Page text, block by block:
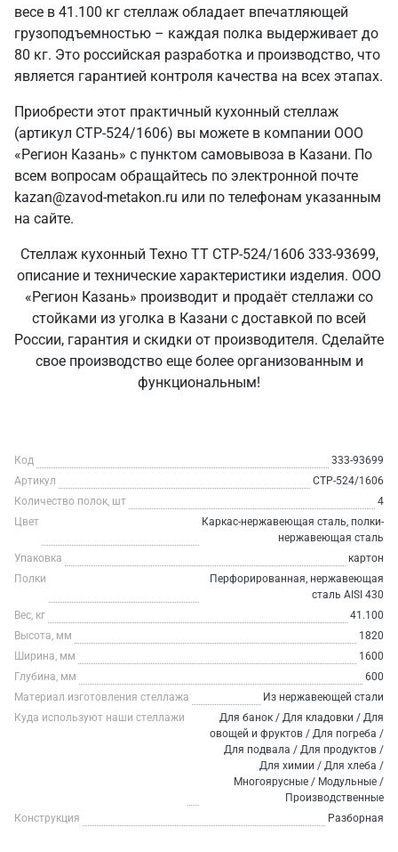
весе в 41.100 кг стеллаж обладает впечатляющей
грузоподъемностью – каждая полка выдерживает до
80 кг. Это российская разработка и производство, что
является гарантией контроля качества на всех этапах.
Приобрести этот практичный кухонный стеллаж
(артикул СТР-524/1606) вы можете в компании ООО
«Регион Казань» с пунктом самовывоза в Казани. По
всем вопросам обращайтесь по электронной почте
kazan@zavod-metakon.ru или по телефонам указанным
на сайте.
Стеллаж кухонный Техно ТТ СТР-524/1606 333-93699,
описание и технические характеристики изделия. ООО
«Регион Казань» производит и продаёт стеллажи со
стойками из уголка в Казани с доставкой по всей
России, гарантия и скидки от производителя. Сделайте
свое производство еще более организованным и
функциональным!
Код
333-93699
Артикул
СТР-524/1606
Количество полок, шт
4
Цвет
Каркас-нержавеющая сталь, полки-
нержавеющая сталь
Упаковка
картон
Полки
Перфорированная, нержавеющая
сталь AISI 430
Вес, кг
41.100
Высота, мм
1820
Ширина, мм
1600
Глубина, мм
600
Материал изготовления стеллажа
Из нержавеющей стали
Куда используют наши стеллажи
Для банок / Для кладовки / Для
овощей и фруктов / Для погреба /
Для подвала / Для продуктов /
Для химии / Для хлеба /
Многоярусные / Модульные /
Производственные
Конструкция
Разборная